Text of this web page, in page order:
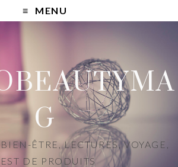
MENU
G
ÊTRE, LECTURES, VOYAGE,
DE PRODUITS